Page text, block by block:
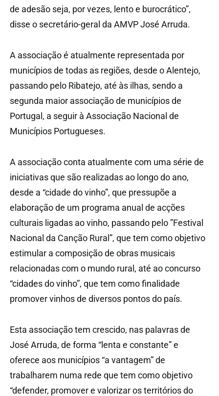
de adesão seja, por vezes, lento e burocrático”,
disse o secretário-geral da AMVP José Arruda.
A associação é atualmente representada por
municípios de todas as regiões, desde o Alentejo,
passando pelo Ribatejo, até às ilhas, sendo a
segunda maior associação de municípios de
Portugal, a seguir à Associação Nacional de
Municípios Portugueses.
A associação conta atualmente com uma série de
iniciativas que são realizadas ao longo do ano,
desde a “cidade do vinho”, que pressupõe a
elaboração de um programa anual de acções
culturais ligadas ao vinho, passando pelo ”Festival
Nacional da Canção Rural”, que tem como objetivo
estimular a composição de obras musicais
relacionadas com o mundo rural, até ao concurso
“cidades do vinho”, que tem como finalidade
promover vinhos de diversos pontos do país.
Esta associação tem crescido, nas palavras de
José Arruda, de forma “lenta e constante” e
oferece aos municípios “a vantagem” de
trabalharem numa rede que tem como objetivo
“defender, promover e valorizar os territórios do